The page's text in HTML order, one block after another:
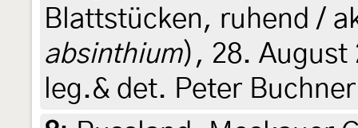
Blattstücken, ruhend /
absinthium), 28. August
leg.& det. Peter Buchner